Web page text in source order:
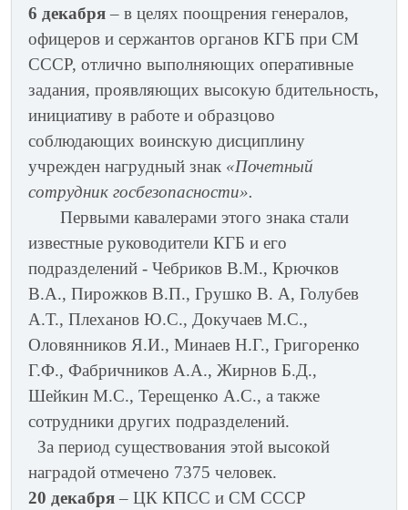
6 декабря – в целях поощрения генералов,
офицеров и сержантов органов КГБ при СМ
СССР, отлично выполняющих оперативные
задания, проявляющих высокую бдительность,
инициативу в работе и образцово
соблюдающих воинскую дисциплину
учрежден нагрудный знак «Почетный
сотрудник госбезопасности».
Первыми кавалерами этого знака стали
известные руководители КГБ и его
подразделений - Чебриков В.М., Крючков
В.А., Пирожков В.П., Грушко В. А, Голубев
А.Т., Плеханов Ю.С., Докучаев М.С.,
Оловянников Я.И., Минаев Н.Г., Григоренко
Г.Ф., Фабричников А.А., Жирнов Б.Д.,
Шейкин М.С., Терещенко А.С., а также
сотрудники других подразделений.
За период существования этой высокой
наградой отмечено 7375 человек.
20 декабря – ЦК КПСС и СМ СССР